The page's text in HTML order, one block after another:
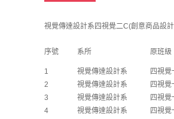
視覺傳達設計系四視覺二C(創意商品設
序號 系所 原班級
1 視覺傳達設計系 四視覺
2
視覺傳達設計系 四視覺
3
視覺傳達設計系 四視覺
4
視覺傳達設計系 四視覺